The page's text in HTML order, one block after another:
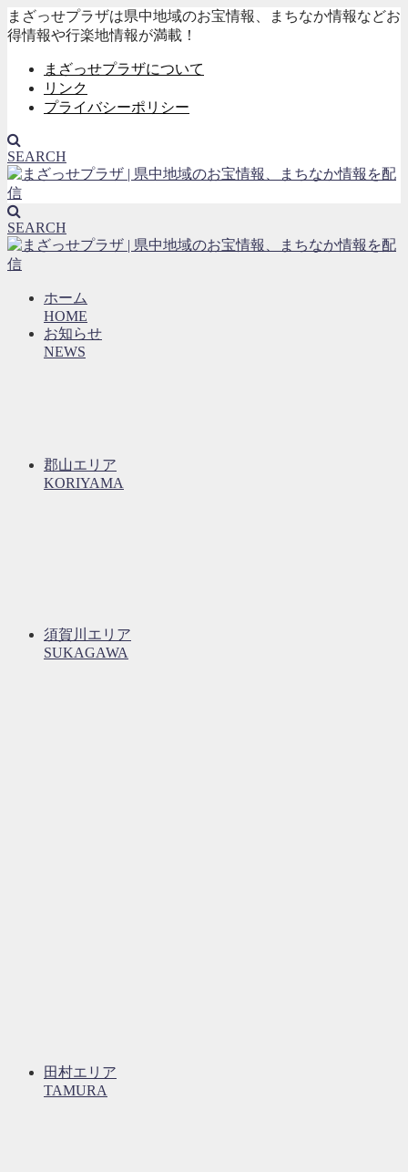
まざっせプラザは県中地域のお宝情報、まちなか情報などお
得情報や行楽地情報が満載！
まざっせプラザについて
リンク
プライバシーポリシー
SEARCH
SEARCH
ホーム
HOME
お知らせ
NEWS
郡山エリア
KORIYAMA
須賀川エリア
SUKAGAWA
田村エリア
TAMURA